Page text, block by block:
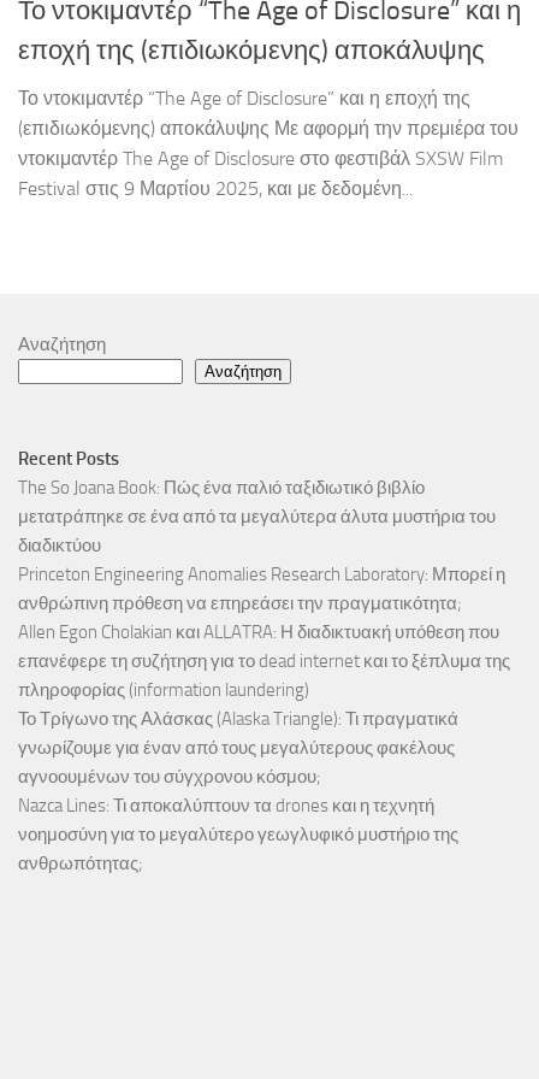
Το ντοκιμαντέρ “The Age of Disclosure” και η
εποχή της (επιδιωκόμενης) αποκάλυψης
Το ντοκιμαντέρ “The Age of Disclosure” και η εποχή της
(επιδιωκόμενης) αποκάλυψης Με αφορμή την πρεμιέρα του
ντοκιμαντέρ The Age of Disclosure στο φεστιβάλ SXSW Film
Festival στις 9 Μαρτίου 2025, και με δεδομένη...
Αναζήτηση
Αναζήτηση
Recent Posts
The So Joana Book: Πώς ένα παλιό ταξιδιωτικό βιβλίο
μετατράπηκε σε ένα από τα μεγαλύτερα άλυτα μυστήρια του
διαδικτύου
Princeton Engineering Anomalies Research Laboratory: Μπορεί η
ανθρώπινη πρόθεση να επηρεάσει την πραγματικότητα;
Allen Egon Cholakian και ALLATRA: Η διαδικτυακή υπόθεση που
επανέφερε τη συζήτηση για το dead internet και το ξέπλυμα της
πληροφορίας (information laundering)
Το Τρίγωνο της Αλάσκας (Alaska Triangle): Τι πραγματικά
γνωρίζουμε για έναν από τους μεγαλύτερους φακέλους
αγνοουμένων του σύγχρονου κόσμου;
Nazca Lines: Τι αποκαλύπτουν τα drones και η τεχνητή
νοημοσύνη για το μεγαλύτερο γεωγλυφικό μυστήριο της
ανθρωπότητας;